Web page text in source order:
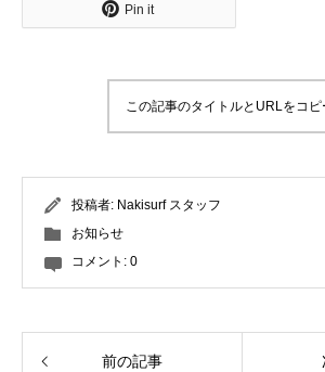
Pin it
この記事のタイトルとURLをコピ
投稿者: Nakisurf スタッフ
お知らせ
コメント: 0
前の記事